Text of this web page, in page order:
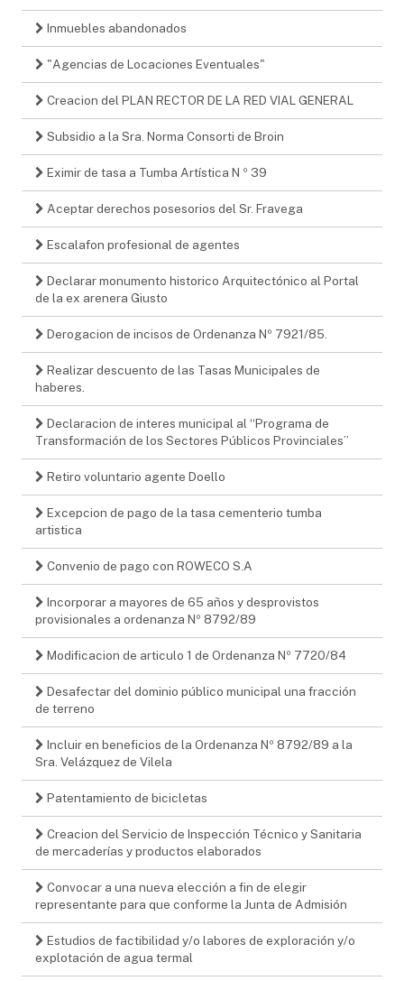
Inmuebles abandonados
"Agencias de Locaciones Eventuales"
Creacion del PLAN RECTOR DE LA RED VIAL GENERAL
Subsidio a la Sra. Norma Consorti de Broin
Eximir de tasa a Tumba Artística N º 39
Aceptar derechos posesorios del Sr. Fravega
Escalafon profesional de agentes
Declarar monumento historico Arquitectónico al Portal
de la ex arenera Giusto
Derogacion de incisos de Ordenanza Nº 7921/85.
Realizar descuento de las Tasas Municipales de
haberes.
Declaracion de interes municipal al “Programa de
Transformación de los Sectores Públicos Provinciales”
Retiro voluntario agente Doello
Excepcion de pago de la tasa cementerio tumba
artistica
Convenio de pago con ROWECO S.A
Incorporar a mayores de 65 años y desprovistos
provisionales a ordenanza Nº 8792/89
Modificacion de articulo 1 de Ordenanza Nº 7720/84
Desafectar del dominio público municipal una fracción
de terreno
Incluir en beneficios de la Ordenanza Nº 8792/89 a la
Sra. Velázquez de Vilela
Patentamiento de bicicletas
Creacion del Servicio de Inspección Técnico y Sanitaria
de mercaderías y productos elaborados
Convocar a una nueva elección a fin de elegir
representante para que conforme la Junta de Admisión
Estudios de factibilidad y/o labores de exploración y/o
explotación de agua termal